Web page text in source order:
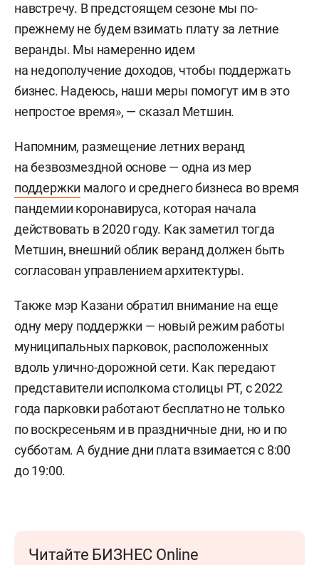
навстречу. В предстоящем сезоне мы по-
прежнему не будем взимать плату за летние
веранды. Мы намеренно идем
на недополучение доходов, чтобы поддержать
бизнес. Надеюсь, наши меры помогут им в это
непростое время», — сказал Метшин.
Напомним, размещение летних веранд
на безвозмездной основе — одна из мер
поддержки малого и среднего бизнеса во время
пандемии коронавируса, которая начала
действовать в 2020 году. Как заметил тогда
Метшин, внешний облик веранд должен быть
согласован управлением архитектуры.
Также мэр Казани обратил внимание на еще
одну меру поддержки — новый режим работы
муниципальных парковок, расположенных
вдоль улично-дорожной сети. Как передают
представители исполкома столицы РТ, с 2022
года парковки работают бесплатно не только
по воскресеньям и в праздничные дни, но и по
субботам. А будние дни плата взимается с 8:00
до 19:00.
Читайте БИЗНЕС Online